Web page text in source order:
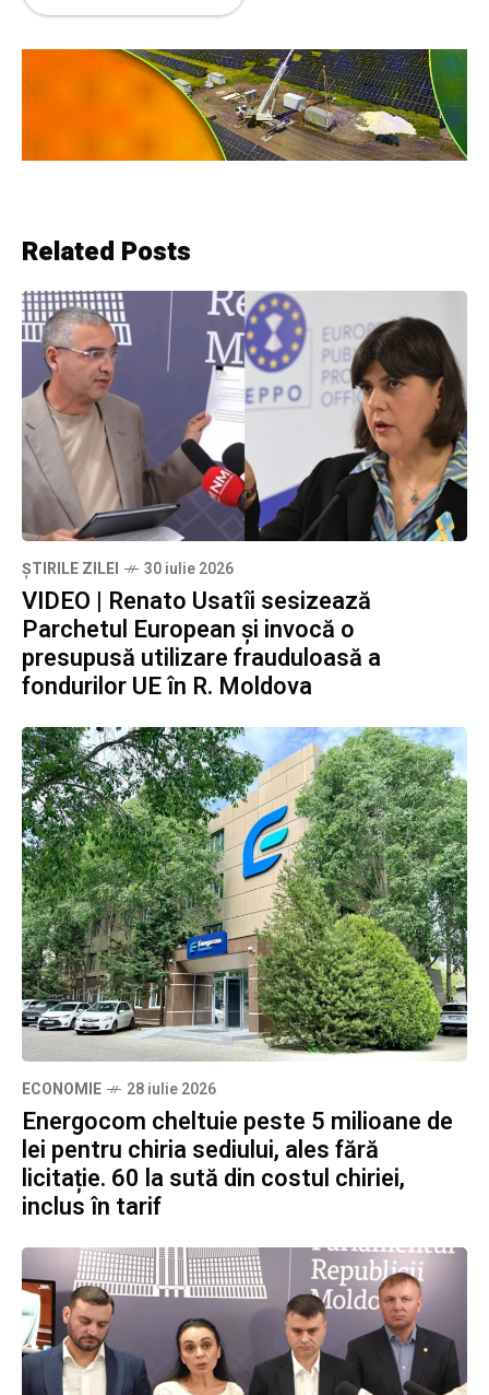
Related Posts
ȘTIRILE ZILEI 30 iulie 2026
VIDEO | Renato Usatîi sesizează
Parchetul European și invocă o
presupusă utilizare frauduloasă a
fondurilor UE în R. Moldova
ECONOMIE 28 iulie 2026
Energocom cheltuie peste 5 milioane de
lei pentru chiria sediului, ales fără
licitație. 60 la sută din costul chiriei,
inclus în tarif